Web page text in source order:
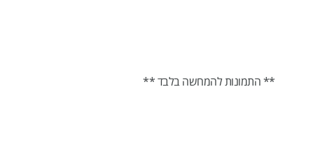
** התמונות להמחשה בלבד **